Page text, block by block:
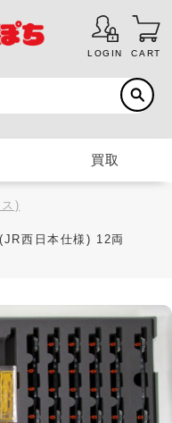
LOGIN CART
買取
)
西日本仕様) 12両